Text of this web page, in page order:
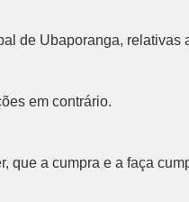
de Ubaporanga, relativas
em contrário.
a cumpra e a faça